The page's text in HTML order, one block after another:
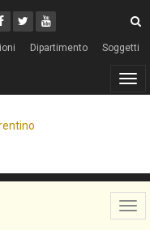
Facebook
Twitter
Youtube
Dipartimento Soggetti